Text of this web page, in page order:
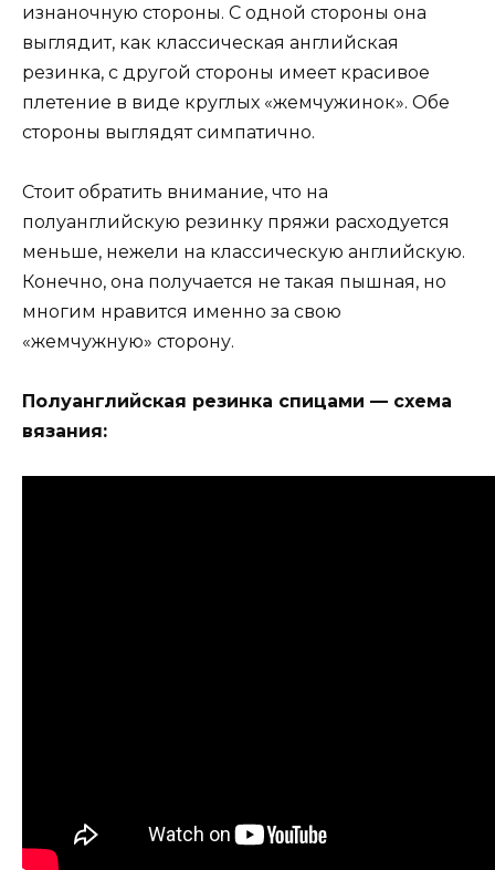
изнаночную стороны. С одной стороны она
выглядит, как классическая английская
резинка, с другой стороны имеет красивое
плетение в виде круглых «жемчужинок». Обе
стороны выглядят симпатично.
Стоит обратить внимание, что на
полуанглийскую резинку пряжи расходуется
меньше, нежели на классическую английскую.
Конечно, она получается не такая пышная, но
многим нравится именно за свою
«жемчужную» сторону.
Полуанглийская резинка спицами — схема
вязания: